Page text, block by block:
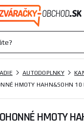
AUTODOPLNKY
HMOTY HAHN&SOHN 10
HMOTY